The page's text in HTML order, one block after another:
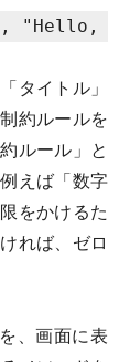
"Hello,
タイトル」
約ルールを
ルール」と
えば「数字
をかけるた
れば、ゼロ
、画面に表